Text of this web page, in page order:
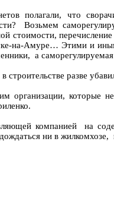
полагали, что
Возьмем
стоимости,
на-Амуре… Этими и
а саморегулируемая
строительстве разве
которые
компанией на
ни в жилкомхозе,